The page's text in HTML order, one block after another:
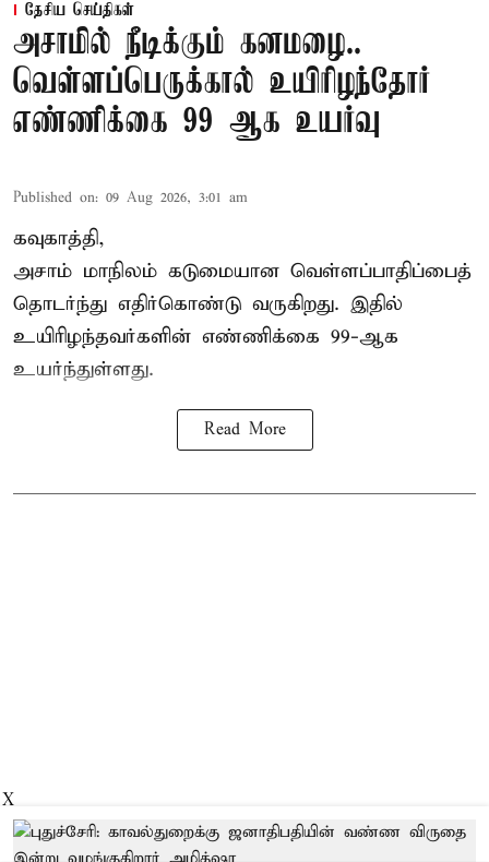
தேசிய செய்திகள்
அசாமில் நீடிக்கும் கனமழை..
வெள்ளப்பெருக்கால் உயிரிழந்தோர்
எண்ணிக்கை 99 ஆக உயர்வு
Published on: 09 Aug 2026, 3:01 am
கவுகாத்தி,
அசாம் மாநிலம் கடுமையான வெள்ளப்பாதிப்பைத்
தொடர்ந்து எதிர்கொண்டு வருகிறது. இதில்
உயிரிழந்தவர்களின் எண்ணிக்கை 99-ஆக
உயர்ந்துள்ளது.
Read More
X